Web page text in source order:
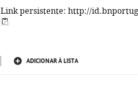
Link persistente: http://
ADICIONAR À LISTA